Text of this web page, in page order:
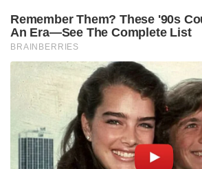
മാൻസ് ലാൻഡ്’ പ്രദേശങ്ങളിലെ
അതിർത്തി കടന്നുള്ള
കുറിച്ചാണെന്ന് നേപ്പാൾ
വ്യക്തമാക്കി.
നദികൾ അതിർത്തിയായുള്ള
അതിർത്തിയിലെ തൂണുകൾ
നേപ്പാളി പൗരന്മാർ ഇന്ത്യൻ
പൗരന്മാർ നേപ്പാളി ഭാഗത്തും